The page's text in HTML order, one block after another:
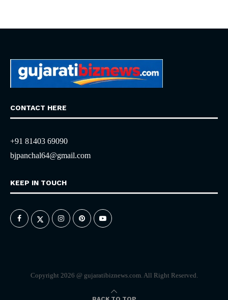
CONTACT HERE
+91 81403 69090
bjpanchal64@gmail.com
KEEP IN TOUCH
Copyright 2026 @ gujaratibiznews.com. All Right Reserved.